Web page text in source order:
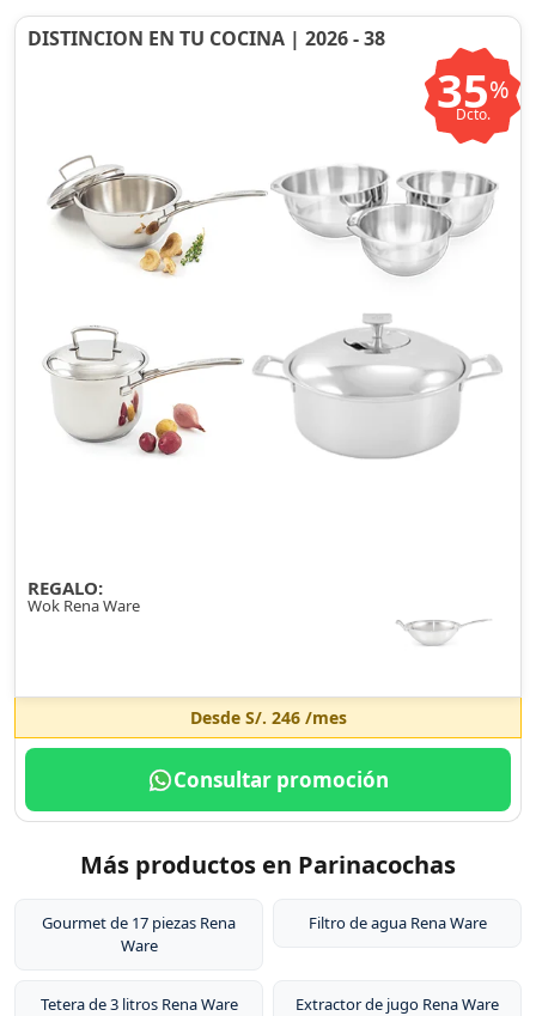
DISTINCION EN TU COCINA | 2026 - 38
35%
Dcto.
REGALO:
Wok Rena Ware
Desde S/. 246/mes
Consultar promoción
Más productos en Parinacochas
Gourmet de 17 piezas Rena
Ware
Filtro de agua Rena Ware
Tetera de 3 litros Rena Ware Extractor de jugo Rena Ware